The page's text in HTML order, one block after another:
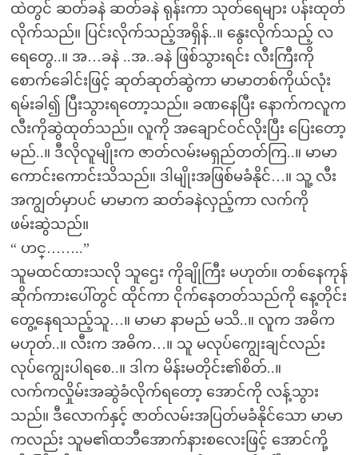
ထဲတွင် ဆတ်ခနဲ ဆတ်ခနဲ ရုန်းကာ သုတ်ရေများ ပန်းထုတ်
လိုက်သည်။ ပြင်းလိုက်သည့်အရှိန်..။ နွေးလိုက်သည့် လ
ရေတွေ..။ အ…ခနဲ ..အ..ခနဲ ဖြစ်သွားရင်း လီးကြီးကို
စောက်ခေါင်းဖြင့် ဆုတ်ဆုတ်ဆွဲကာ မာမာတစ်ကိုယ်လုံး
ရမ်းခါ၍ ပြီးသွားရတော့သည်။ ခဏနေပြီး နောက်ကလူက
လီးကိုဆွဲထုတ်သည်။ လူကို အချောင်ဝင်လိုးပြီး ပြေးတော့
မည်..။ ဒီလိုလူမျိုးက ဇာတ်လမ်းမရှည်တတ်ကြ..။ မာမာ
ကောင်းကောင်းသိသည်။ ဒါမျိုးအဖြစ်မခံနိုင်…။ သူ့ လီး
အကျွတ်မှာပင် မာမာက ဆတ်ခနဲလှည့်ကာ လက်ကို
ဖမ်းဆွဲသည်။
“ ဟင္……..”
သူမထင်ထားသလို သူဌေး ကိုချိုကြီး မဟုတ်။ တစ်နေကုန်
ဆိုက်ကားပေါ်တွင် ထိုင်ကာ ငိုက်နေတတ်သည်ကို နေ့တိုင်း
တွေ့နေရသည့်သူ…။ မာမာ နာမည် မသိ..။ လူက အဓိက
မဟုတ်..။ လီးက အဓိက…။ သူ မလုပ်ကျွေးချင်လည်း
လုပ်ကျွေးပါရစေ..။ ဒါက မိန်းမတိုင်း၏စိတ်..။
လက်ကလှိုမ်းအဆွဲခံလိုက်ရတော့ အောင်ကို လန့်သွား
သည်။ ဒီလောက်နှင့် ဇာတ်လမ်းအပြတ်မခံနိုင်သော မာမာ
ကလည်း သူမ၏ထဘီအောက်နားစလေးဖြင့် အောင်ကို့